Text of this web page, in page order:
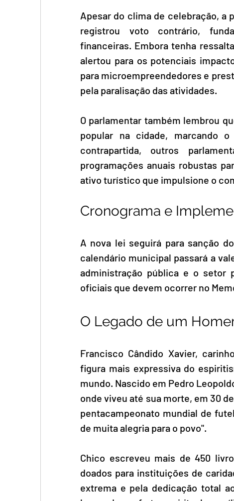
Apesar do clima de celebração, a
registrou voto contrário,
financeiras. Embora tenha
alertou para os potenciais
para microempreendedores e
pela paralisação das atividades.
O parlamentar também lembrou
popular na cidade, marcando
contrapartida, outros
programações anuais robustas
ativo turístico que impulsione o
Cronograma e
A nova lei seguirá para sanção
calendário municipal passará a
administração pública e o setor
oficiais que devem ocorrer no
O Legado de um
Francisco Cândido Xavier,
figura mais expressiva do
mundo. Nascido em Pedro
onde viveu até sua morte, em 30
pentacampeonato mundial de
de muita alegria para o povo".
Chico escreveu mais de 450
doados para instituições de
extrema e pela dedicação total